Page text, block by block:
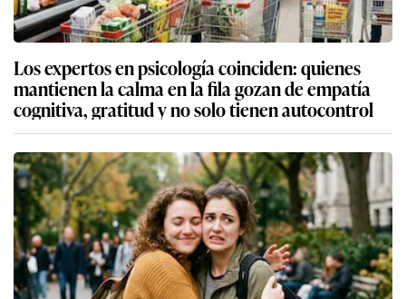
Los expertos en psicología coinciden: quienes
mantienen la calma en la fila gozan de empatía
cognitiva, gratitud y no solo tienen autocontrol